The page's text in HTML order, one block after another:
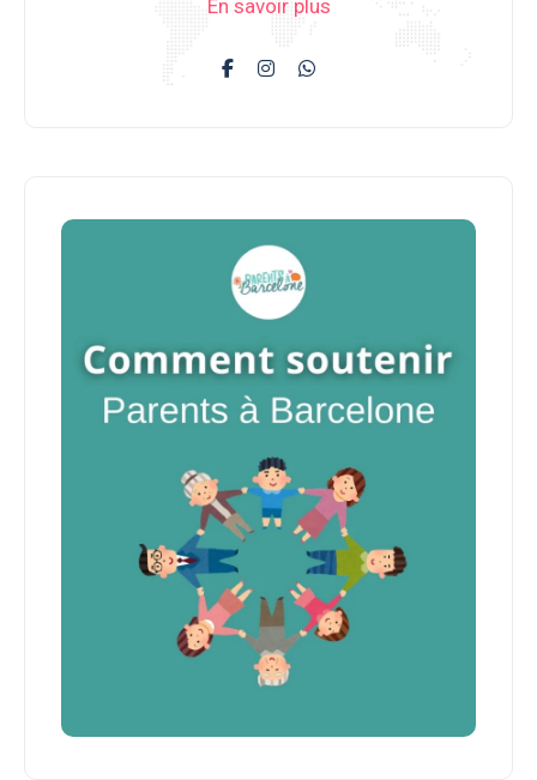
En savoir plus